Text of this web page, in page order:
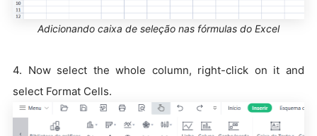
Adicionando caixa de seleção nas fórmulas do Excel
4. Now select the whole column, right-click on it and
select Format Cells.